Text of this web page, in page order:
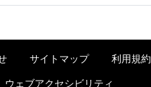
サイトマップ
利用規約
ウェブアクセシビリティ